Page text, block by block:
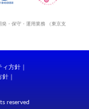
・保守・運用業務 （東京支
ィ方針
針
reserved